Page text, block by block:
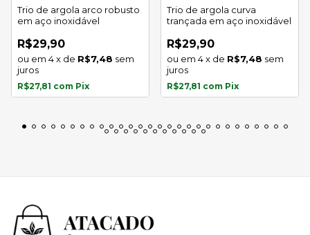
Trio de argola arco robusto
em aço inoxidável
R$29,90
4x de R$7,48 sem
juros
R$27,81 com Pix
Trio de argola curva
trançada em aço inoxidável
R$29,90
4x de R$7,48 sem
juros
R$27,81 com Pix